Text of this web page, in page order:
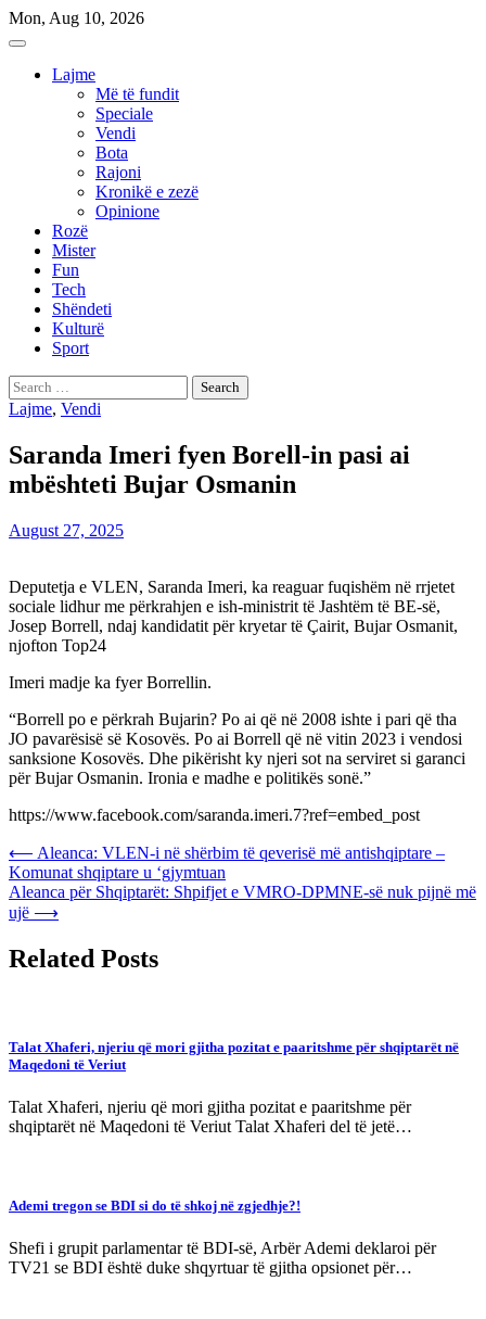
Skip
to
Mon, Aug 10, 2026
Lajme
Më të fundit
Speciale
Vendi
Bota
Rajoni
Kronikë e zezë
Opinione
Rozë
Mister
Fun
Tech
Shëndeti
Kulturë
Sport
Search
for:
Lajme, Vendi
Saranda Imeri fyen Borell-in pasi ai
mbështeti Bujar Osmanin
August 27, 2025
Deputetja e VLEN, Saranda Imeri, ka reaguar fuqishëm në rrjetet
sociale lidhur me përkrahjen e ish-ministrit të Jashtëm të BE-së,
Josep Borrell, ndaj kandidatit për kryetar të Çairit, Bujar Osmanit,
njofton Top24
Imeri madje ka fyer Borrellin.
“Borrell po e përkrah Bujarin? Po ai që në 2008 ishte i pari që tha
JO pavarësisë së Kosovës. Po ai Borrell që në vitin 2023 i vendosi
sanksione Kosovës. Dhe pikërisht ky njeri sot na serviret si garanci
për Bujar Osmanin. Ironia e madhe e politikës sonë.”
https://www.facebook.com/saranda.imeri.7?ref=embed_post
Post
navigation
⟵ Aleanca: VLEN-i në shërbim të qeverisë më antishqiptare –
Komunat shqiptare u ‘gjymtuan
Aleanca për Shqiptarët: Shpifjet e VMRO-DPMNE-së nuk pijnë më
ujë ⟶
Related Posts
Talat Xhaferi, njeriu që mori gjitha pozitat e paaritshme për shqiptarët në
Maqedoni të Veriut
Talat Xhaferi, njeriu që mori gjitha pozitat e paaritshme për
shqiptarët në Maqedoni të Veriut Talat Xhaferi del të jetë…
Ademi tregon se BDI si do të shkoj në zgjedhje?!
Shefi i grupit parlamentar të BDI-së, Arbër Ademi deklaroi për
TV21 se BDI është duke shqyrtuar të gjitha opsionet për…